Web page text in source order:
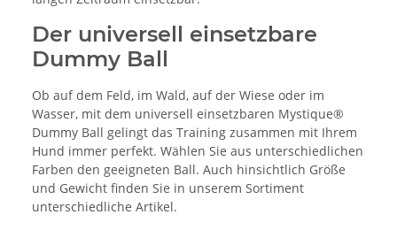
Der universell einsetzbare
Dummy Ball
Ob auf dem Feld, im Wald, auf der Wiese oder im
Wasser, mit dem universell einsetzbaren Mystique®
Dummy Ball gelingt das Training zusammen mit Ihrem
Hund immer perfekt. Wählen Sie aus unterschiedlichen
Farben den geeigneten Ball. Auch hinsichtlich Größe
und Gewicht finden Sie in unserem Sortiment
unterschiedliche Artikel.